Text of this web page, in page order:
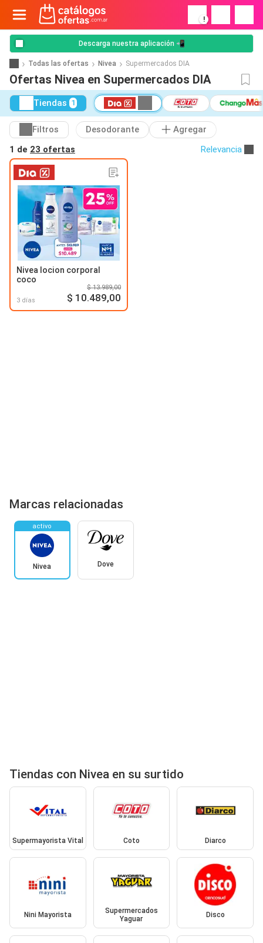
!
Descarga nuestra aplicación 📲
Todas las ofertas Nivea Supermercados DIA
Ofertas Nivea en Supermercados DIA
Tiendas 1
Filtros Desodorante
Agregar
1 de 23 ofertas Relevancia
Nivea locion corporal
coco
3 días
$ 13.989,00
$ 10.489,00
Marcas relacionadas
activo
Nivea Dove
Tiendas con Nivea en su surtido
Supermayorista Vital Coto Diarco
Nini Mayorista
Supermercados
Yaguar
Disco